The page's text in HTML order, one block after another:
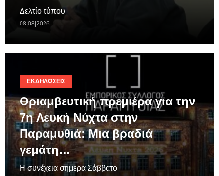
Δελτίο τύπου
08|08|2026
ΕΚΔΗΛΏΣΕΙΣ
Θριαμβευτική πρεμιέρα για την
7η Λευκή Νύχτα στην
Παραμυθιά: Μια βραδιά
γεμάτη…
Η συνέχεια σημερα Σάββατο